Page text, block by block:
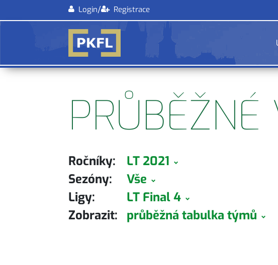
Login/ Registrace
LT 2021
Ročníky:
Vše
Sezóny:
LT Final 4
Ligy:
průběžná tabulka týmů
Zobrazit: